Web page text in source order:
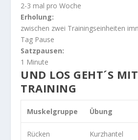
2-3 mal pro Woche
Erholung:
zwischen zwei Trainingseinheiten
Tag Pause
Satzpausen:
1 Minute
UND LOS GEHT´S
TRAINING
Muskelgruppe Übung
Rücken
Kurzhantel